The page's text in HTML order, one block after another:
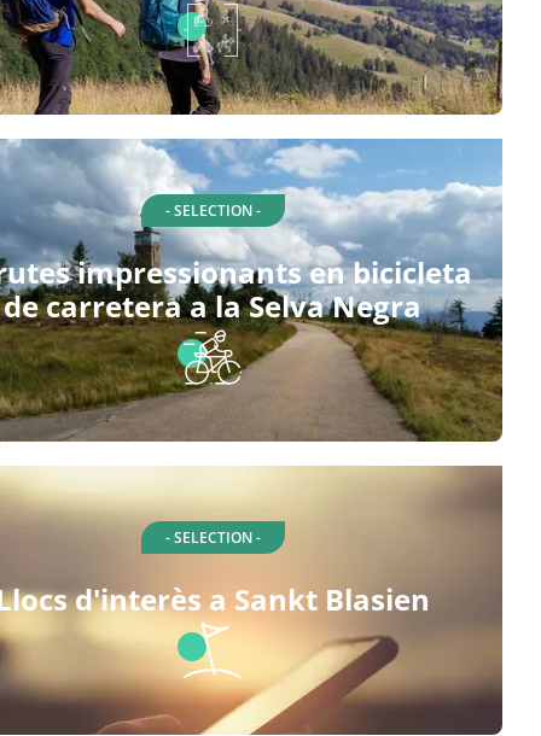
- SELECTION -
impressionants en bicicleta
de carretera a la Selva Negra
- SELECTION -
d'interès a Sankt Blasien